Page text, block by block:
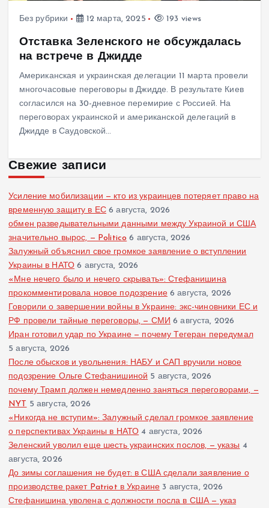
Без рубрики 12 марта, 2025 193 views
Отставка Зеленского не обсуждалась
на встрече в Джидде
Американская и украинская делегации 11 марта провели
многочасовые переговоры в Джидде. В результате Киев
согласился на 30-дневное перемирие с Россией. На
переговорах украинской и американской делегаций в
Джидде в Саудовской…
Свежие записи
Усиление мобилизации — кто из украинцев потеряет право на
временную защиту в ЕС 6 августа, 2026
обмен разведывательными данными между Украиной и США
значительно вырос, — Politico 6 августа, 2026
Залужный объяснил свое громкое заявление о вступлении
Украины в НАТО 6 августа, 2026
«Мне нечего было и нечего скрывать»: Стефанишина
прокомментировала новое подозрение 6 августа, 2026
Говорили о завершении войны в Украине: экс-чиновники ЕС и
РФ провели тайные переговоры, — СМИ 6 августа, 2026
Иран готовил удар по Украине — почему Тегеран передумал
5 августа, 2026
После обысков и увольнения: НАБУ и САП вручили новое
подозрение Ольге Стефанишиной 5 августа, 2026
почему Трамп должен немедленно заняться переговорами, —
NYT 5 августа, 2026
«Никогда не вступим»: Залужный сделал громкое заявление
о перспективах Украины в НАТО 4 августа, 2026
Зеленский уволил еще шесть украинских послов, — указы 4
августа, 2026
До зимы соглашения не будет: в США сделали заявление о
производстве ракет Patriot в Украине 3 августа, 2026
Стефанишина уволена с должности посла в США — указ